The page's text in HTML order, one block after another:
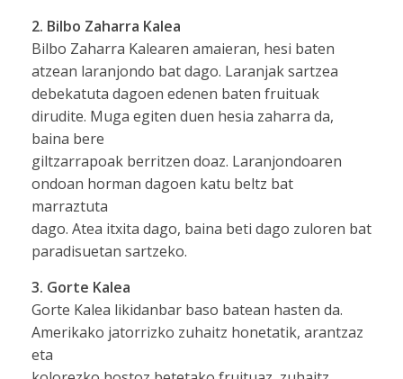
2. Bilbo Zaharra Kalea
Bilbo Zaharra Kalearen amaieran, hesi baten
atzean laranjondo bat dago. Laranjak sartzea
debekatuta dagoen edenen baten fruituak
dirudite. Muga egiten duen hesia zaharra da,
baina bere
giltzarrapoak berritzen doaz. Laranjondoaren
ondoan horman dagoen katu beltz bat
marraztuta
dago. Atea itxita dago, baina beti dago zuloren bat
paradisuetan sartzeko.
3. Gorte Kalea
Gorte Kalea likidanbar baso batean hasten da.
Amerikako jatorrizko zuhaitz honetatik, arantzaz
eta